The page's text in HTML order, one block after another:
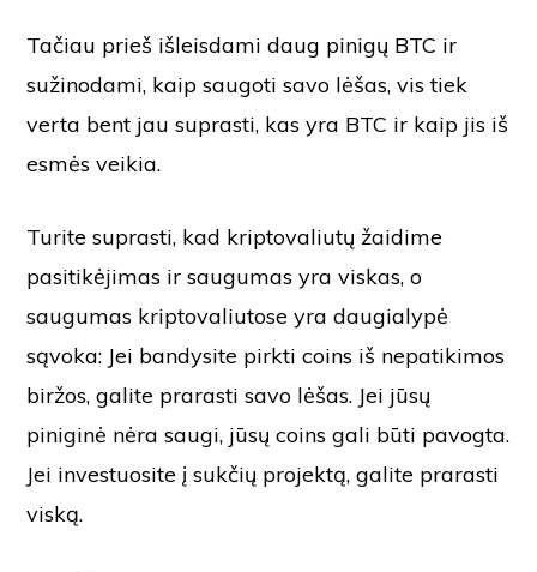
Tačiau prieš išleisdami daug pinigų BTC ir
sužinodami, kaip saugoti savo lėšas, vis tiek
verta bent jau suprasti, kas yra BTC ir kaip jis iš
esmės veikia.
Turite suprasti, kad kriptovaliutų žaidime
pasitikėjimas ir saugumas yra viskas, o
saugumas kriptovaliutose yra daugialypė
sąvoka: Jei bandysite pirkti coins iš nepatikimos
biržos, galite prarasti savo lėšas. Jei jūsų
piniginė nėra saugi, jūsų coins gali būti pavogta.
Jei investuosite į sukčių projektą, galite prarasti
viską.